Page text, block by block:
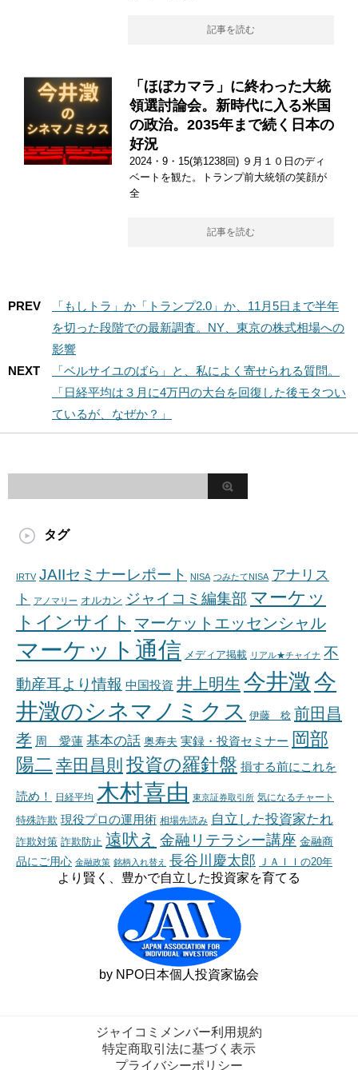
記事を読む
「ほぼカマラ」に終わった大統
領選討論会。新時代に入る米国
の政治。2035年まで続く日本の
好況
2024・9・15(第1238回) ９月１０日のディ
ベートを観た。トランプ前大統領の笑顔が
全
記事を読む
PREV
「もしトラ」か「トランプ2.0」か、11月5日まで半年
を切った段階での最新調査。NY、東京の株式相場への
影響
NEXT
「ベルサイユのばら」と、私によく寄せられる質問。
「日経平均は３月に4万円の大台を回復した後モタつい
ているが、なぜか？」
タグ
IRTV JAIIセミナーレポート NISA つみたてNISA アナリス
ト
アノマリー オルカン ジャイコミ編集部 マーケッ
トインサイト マーケットエッセンシャル
マーケット通信 メディア掲載 リアル★チャイナ 不
動産耳より情報 中国投資 井上明生 今井澂今
井澂のシネマノミクス 伊藤 稔 前田昌
孝 周 愛蓮 基本の話 奥寿夫 実録・投資セミナー 岡部
陽二 幸田昌則 投資の羅針盤 損する前にこれを
読め！ 日経平均 木村喜由 東京証券取引所 気になるチャート
特殊詐欺 現役プロの運用術 相場先読み 自立した投資家たれ
詐欺対策 詐欺防止 遠吠え 金融リテラシー講座 金融商
品にご用心 金融政策 銘柄入れ替え 長谷川慶太郎 ＪＡＩＩの20年
より賢く、豊かで自立した投資家を育てる
by NPO日本個人投資家協会
ジャイコミメンバー利用規約
特定商取引法に基づく表示
プライバシーポリシー